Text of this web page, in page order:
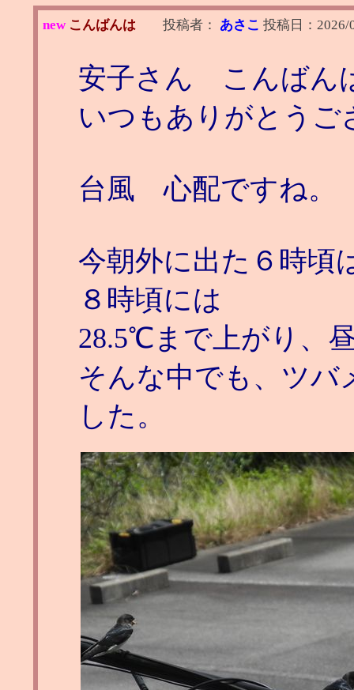
new こんばんは 投稿者： あさこ 投稿日： 2026/
安子さん こんばん
いつもありがとうご
台風 心配ですね。
今朝外に出た６時頃
８時頃には
28.5℃まで上がり、
そんな中でも、ツバ
した。